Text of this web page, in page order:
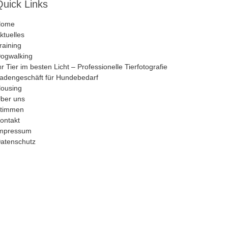
Links
Tier im besten Licht – Professionelle Tierfotografie
für Hundebedarf
uns